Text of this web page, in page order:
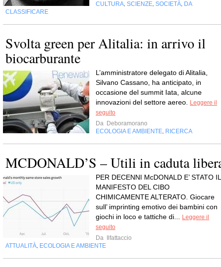
CULTURA SCIENZE SOCIETÀ DA
CLASSIFICARE
Svolta green per Alitalia: in arrivo il
biocarburante
L’amministratore delegato di Alitalia,
Silvano Cassano, ha anticipato, in
occasione del summit Iata, alcune
innovazioni del settore aereo.
Leggere il
seguito
Da Deboramorano
ECOLOGIA E AMBIENTE RICERCA
MCDONALD’S – Utili in caduta
PER DECENNI McDONALD E’ STATO IL
MANIFESTO DEL CIBO
CHIMICAMENTE ALTERATO. Giocare
sull’ imprinting emotivo dei bambini con
giochi in loco e tattiche di...
Leggere il
seguito
Da
Ilfattaccio
ATTUALITÀ ECOLOGIA E AMBIENTE